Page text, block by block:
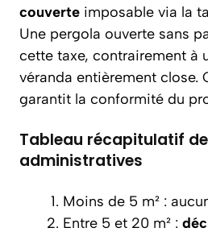
couverte imposable via la
Une pergola ouverte sans
cette taxe, contrairement à
véranda entièrement close.
garantit la conformité du
Tableau récapitulatif
administratives
Moins de 5 m² :
Entre 5 et 20 m² :